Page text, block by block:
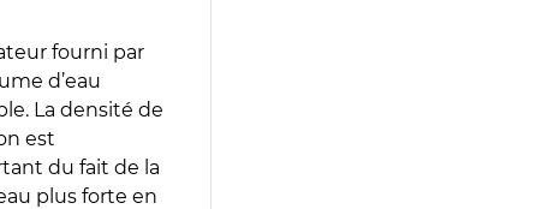
fourni par
d’eau
La densité de
est
du fait de la
plus forte en